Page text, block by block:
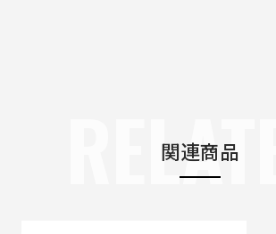
関連商品
RELATED